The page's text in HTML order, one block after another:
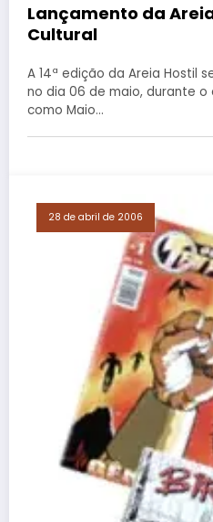
Lançamento da
Cultural
A 14ª edição da Areia Hostil
no dia 06 de maio, durante
como Maio…
28 de abril de 2006